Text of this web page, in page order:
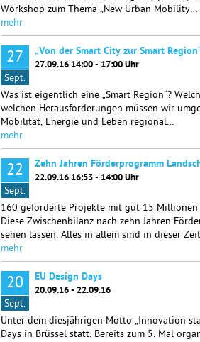
Workshop zum Thema „New Urban Mobility…
mehr
27
Sept.
„Von der Smart City zur Smart
27.09.16 14:00 - 17:00 Uhr
Was ist eigentlich eine „Smart Region“?
welchen Herausforderungen müssen wir
Mobilität, Energie und Leben regional…
mehr
22
Sept.
Zehn Jahren Förderprogramm
22.09.16 16:53 - 14:00 Uhr
160 geförderte Projekte mit gut 15 Millionen
Diese Zwischenbilanz nach zehn Jahren
sehen lassen. Alles in allem sind in dieser
mehr
20
Sept.
EU Design Days
20.09.16 - 22.09.16
Unter dem diesjährigen Motto „Innovation
Days in Brüssel statt. Bereits zum 5. Mal